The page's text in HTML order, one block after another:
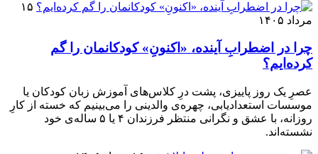
۱۵
مرداد ۱۴۰۵
چرا در اضطرابِ آینده، «اکنونِ» کودکانمان را گم
کرده‌ایم؟
عصرِ یک روز پاییزی، پشت درِ کلاس‌های آموزش زبان کودکان یا
موسسات استعدادیابی، چهره‌ی والدینی را می‌بینیم که خسته از کارِ
روزانه، با عشق و نگرانی منتظر فرزندان ۴ یا ۵ ساله‌ی خود
نشسته‌اند.